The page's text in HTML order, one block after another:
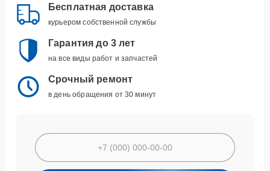
Бесплатная доставка
курьером собственной службы
Гарантия до 3 лет
на все виды работ и запчастей
Срочный ремонт
в день обращения от 30 минут